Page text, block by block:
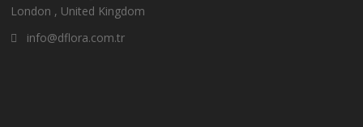
London , United Kingdom
info@dflora.com.tr